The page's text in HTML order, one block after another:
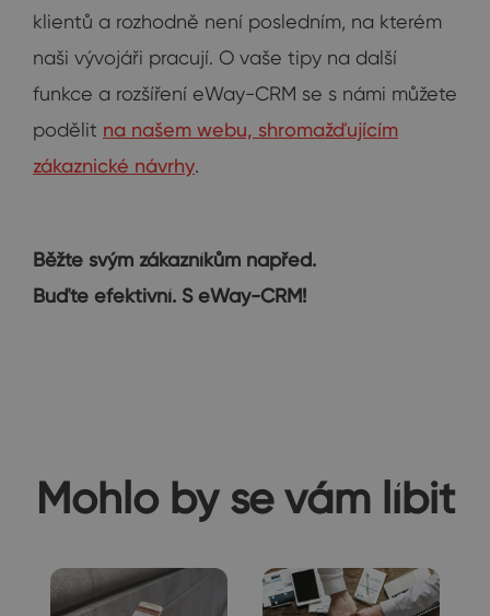
klientů a rozhodně není posledním, na kterém
naši vývojáři pracují. O vaše tipy na další
funkce a rozšíření eWay-CRM se s námi můžete
podělit na našem webu, shromažďujícím
zákaznické návrhy.
Běžte svým zákazníkům napřed.
Buďte efektivní. S eWay-CRM!
Mohlo by se vám líbit